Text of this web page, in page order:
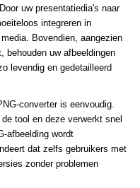
uw presentatiedia's naar
integreren in
Bovendien, aangezien
behouden uw afbeeldingen
levendig en gedetailleerd
converter is eenvoudig.
tool en deze verwerkt snel
afbeelding wordt
dat zelfs gebruikers met
zonder problemen